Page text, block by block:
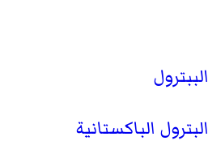
الببترول
البترول الباكستانية